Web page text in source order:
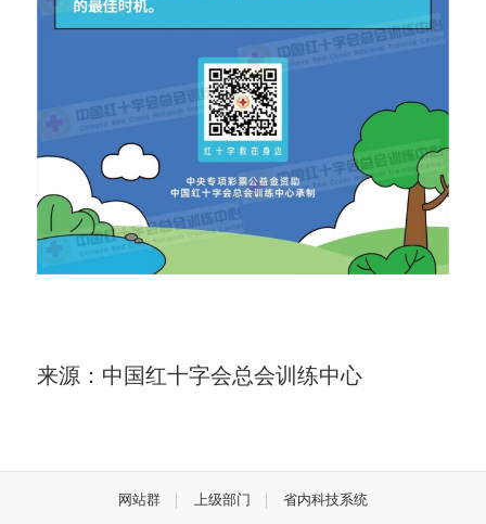
来源：中国红十字会总会训练中心
网站群 上级部门 省内科技系统